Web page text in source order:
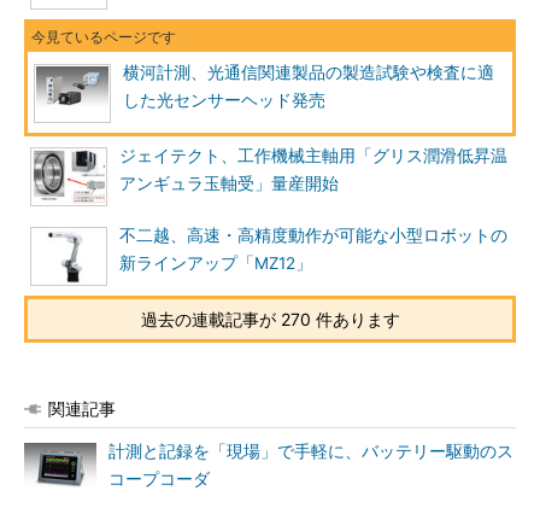
横河計測、光通信関連製品の製造試験や検査に適
した光センサーヘッド発売
ジェイテクト、工作機械主軸用「グリス潤滑低昇温
アンギュラ玉軸受」量産開始
不二越、高速・高精度動作が可能な小型ロボットの
新ラインアップ「MZ12」
過去の連載記事が 270 件あります
関連記事
計測と記録を「現場」で手軽に、バッテリー駆動のス
コープコーダ